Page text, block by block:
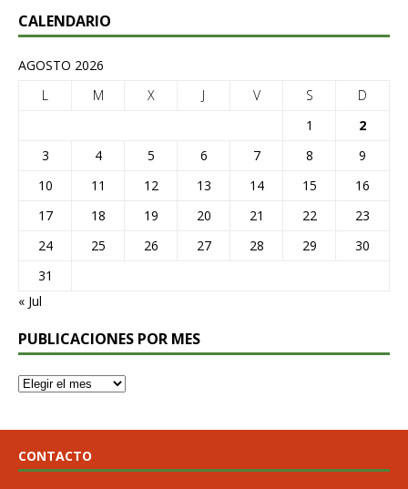
CALENDARIO
AGOSTO 2026
L
M X J V S
D
1
2
3
4 5 6 7 8
9
10
11 12 13 14 15
16
17
18 19 20 21 22
23
24
25 26 27 28 29
30
31
« Jul
PUBLICACIONES POR MES
CONTACTO